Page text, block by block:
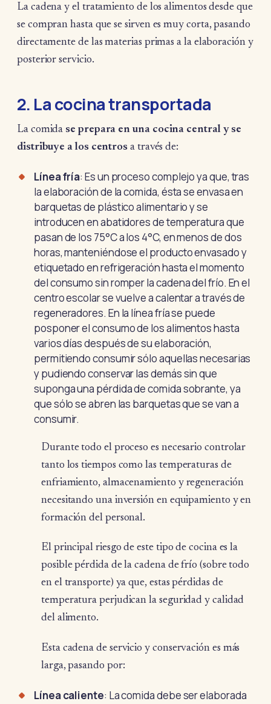
La cadena y el tratamiento de los alimentos desde que
se compran hasta que se sirven es muy corta, pasando
directamente de las materias primas a la elaboración y
posterior servicio.
2. La cocina transportada
La comida se prepara en una cocina central y se
distribuye a los centros a través de:
Línea fría: Es un proceso complejo ya que, tras
la elaboración de la comida, ésta se envasa en
barquetas de plástico alimentario y se
introducen en abatidores de temperatura que
pasan de los 75°C a los 4°C, en menos de dos
horas, manteniéndose el producto envasado y
etiquetado en refrigeración hasta el momento
del consumo sin romper la cadena del frío. En el
centro escolar se vuelve a calentar a través de
regeneradores. En la línea fría se puede
posponer el consumo de los alimentos hasta
varios días después de su elaboración,
permitiendo consumir sólo aquellas necesarias
y pudiendo conservar las demás sin que
suponga una pérdida de comida sobrante, ya
que sólo se abren las barquetas que se van a
consumir.
Durante todo el proceso es necesario controlar
tanto los tiempos como las temperaturas de
enfriamiento, almacenamiento y regeneración
necesitando una inversión en equipamiento y en
formación del personal.
El principal riesgo de este tipo de cocina es la
posible pérdida de la cadena de frío (sobre todo
en el transporte) ya que, estas pérdidas de
temperatura perjudican la seguridad y calidad
del alimento.
Esta cadena de servicio y conservación es más
larga, pasando por:
Línea caliente: La comida debe ser elaborada